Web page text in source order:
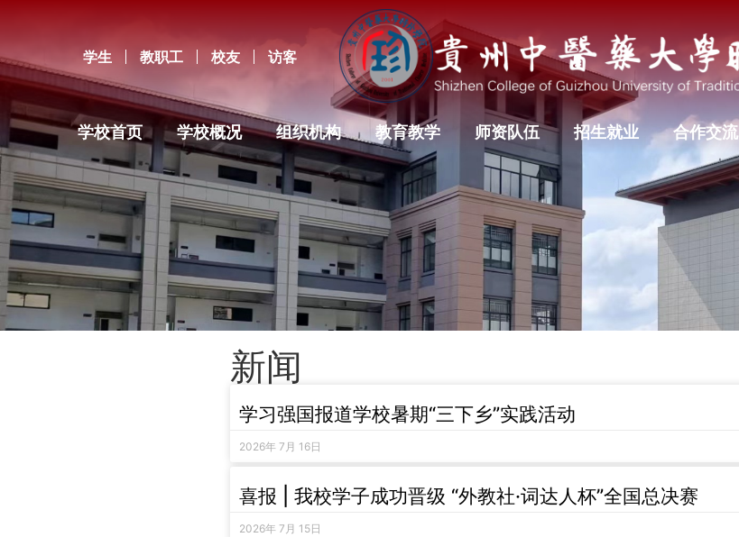
学生 教职工 校友 访客
学校首页 学校概况 组织机构 教育教学 师资队伍 招生就业 合作交流
新闻
学习强国报道学校暑期“三下乡”实践活动
2026年 7月 16日
喜报 | 我校学子成功晋级 “外教社·词达人杯”全国总决赛
2026年 7月 15日